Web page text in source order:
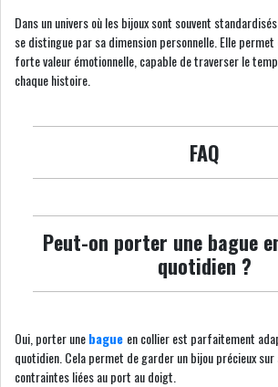
Dans un univers où les bijoux sont souvent
se distingue par sa dimension personnelle. Elle
forte valeur émotionnelle, capable de traverser le
chaque histoire.
FAQ
Peut-on porter une bague
quotidien ?
Oui, porter unebague en collier est parfaitement
quotidien. Cela permet de garder un bijou précieux
contraintes liées au port au doigt.